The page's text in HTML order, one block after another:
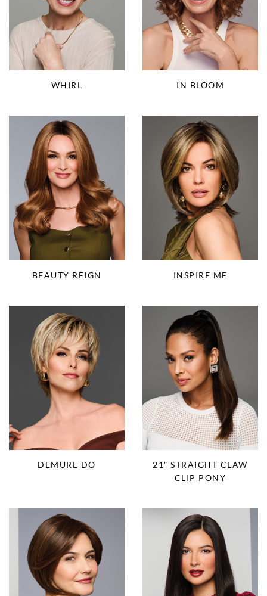
WHIRL IN BLOOM
BEAUTY REIGN INSPIRE ME
DEMURE DO
21″ STRAIGHT CLAW
CLIP PONY